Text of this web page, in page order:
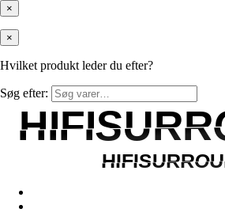
×
×
Hvilket produkt leder du efter?
Søg efter: